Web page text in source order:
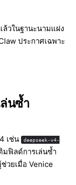
ล้วในฐานะนามแฝง
ประกาศเฉพาะ
นซ้ำ
เช่น deepseek-v4-
มฟิลด์การเล่นซ้ำ
วยเมื่อ Venice